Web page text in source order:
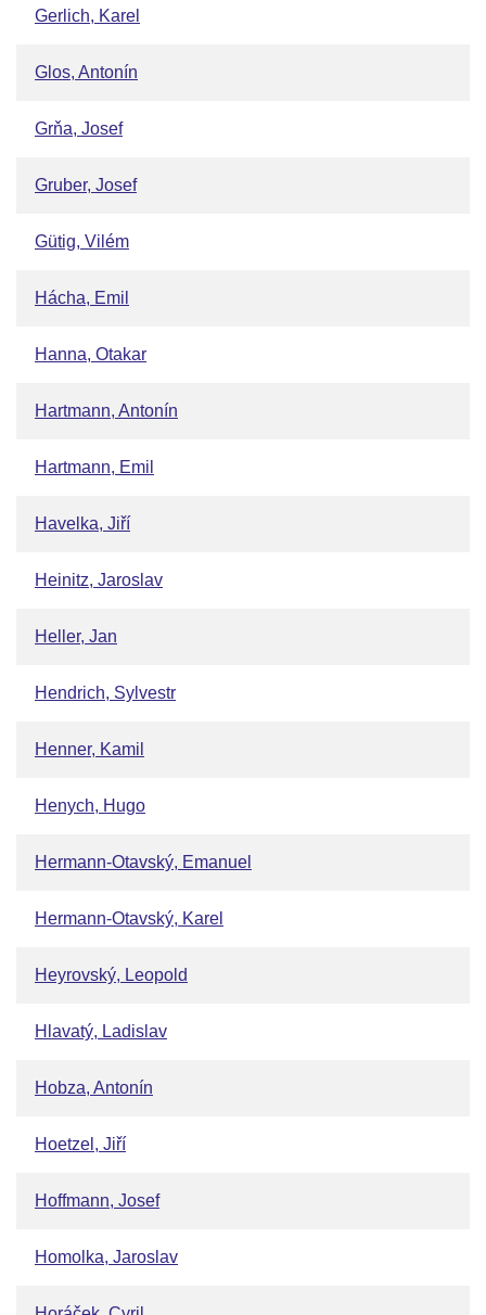
Gerlich, Karel
Glos, Antonín
Grňa, Josef
Gruber, Josef
Gütig, Vilém
Hácha, Emil
Hanna, Otakar
Hartmann, Antonín
Hartmann, Emil
Havelka, Jiří
Heinitz, Jaroslav
Heller, Jan
Hendrich, Sylvestr
Henner, Kamil
Henych, Hugo
Hermann-Otavský, Emanuel
Hermann-Otavský, Karel
Heyrovský, Leopold
Hlavatý, Ladislav
Hobza, Antonín
Hoetzel, Jiří
Hoffmann, Josef
Homolka, Jaroslav